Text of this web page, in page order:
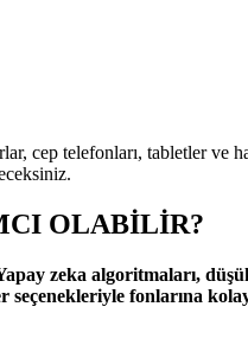
cep telefonları, tabletler ve
OLABILIR?
zeka algoritmaları,
seçenekleriyle fonlarına